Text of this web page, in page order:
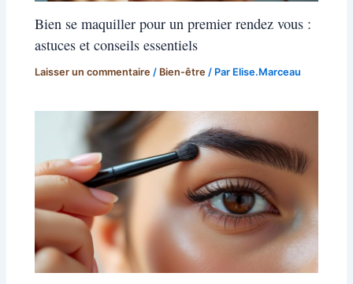
Bien se maquiller pour un premier rendez vous :
astuces et conseils essentiels
Laisser un commentaire / Bien-être / Par Elise.Marceau